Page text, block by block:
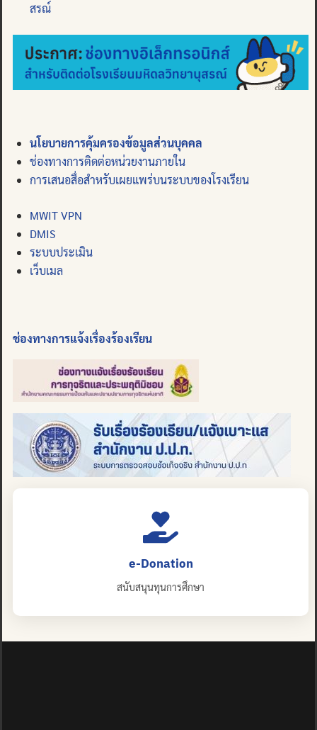
สรณ์
นโยบายการคุ้มครองข้อมูลส่วนบุคคล
ช่องทางการติดต่อหน่วยงานภายใน
การเสนอสื่อสำหรับเผยแพร่บนระบบของโรงเรียน
MWIT VPN
DMIS
ระบบประเมิน
เว็บเมล
ช่องทางการแจ้งเรื่องร้องเรียน
e-Donation
สนับสนุนทุนการศึกษา